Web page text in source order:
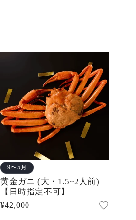
9〜5月
黄金ガニ (大・1.5~2人前)
【日時指定不可】
通
¥42,000